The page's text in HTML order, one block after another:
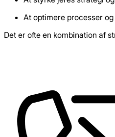
At optimere processer
Det er ofte en kombination af